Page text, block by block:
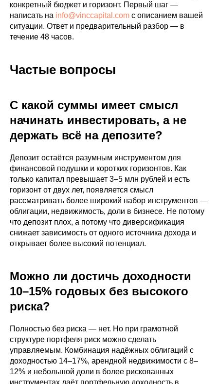
конкретный бюджет и горизонт. Первый шаг —
написать на info@vinccapital.com с описанием вашей
ситуации. Ответ и предварительный разбор — в
течение 48 часов.
Частые вопросы
С какой суммы имеет смысл
начинать инвестировать, а не
держать всё на депозите?
Депозит остаётся разумным инструментом для
финансовой подушки и коротких горизонтов. Как
только капитал превышает 3–5 млн рублей и есть
горизонт от двух лет, появляется смысл
рассматривать более широкий набор инструментов —
облигации, недвижимость, доли в бизнесе. Не потому
что депозит плох, а потому что диверсификация
снижает зависимость от одного источника дохода и
открывает более высокий потенциал.
Можно ли достичь доходности
10–15% годовых без высокого
риска?
Полностью без риска — нет. Но при грамотной
структуре портфеля риск можно сделать
управляемым. Комбинация надёжных облигаций с
доходностью 14–17%, арендной недвижимости с 8–
12% и небольшой доли в более рискованных
инструментах даёт портфельную доходность в